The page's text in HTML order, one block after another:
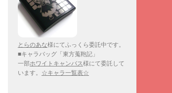
とらのあな様にてふっくら委託中です。
■キャラバッグ「東方蒐鞄記」
一部ホワイトキャンバス様にて委託して
います。 ☆キャラ一覧表☆